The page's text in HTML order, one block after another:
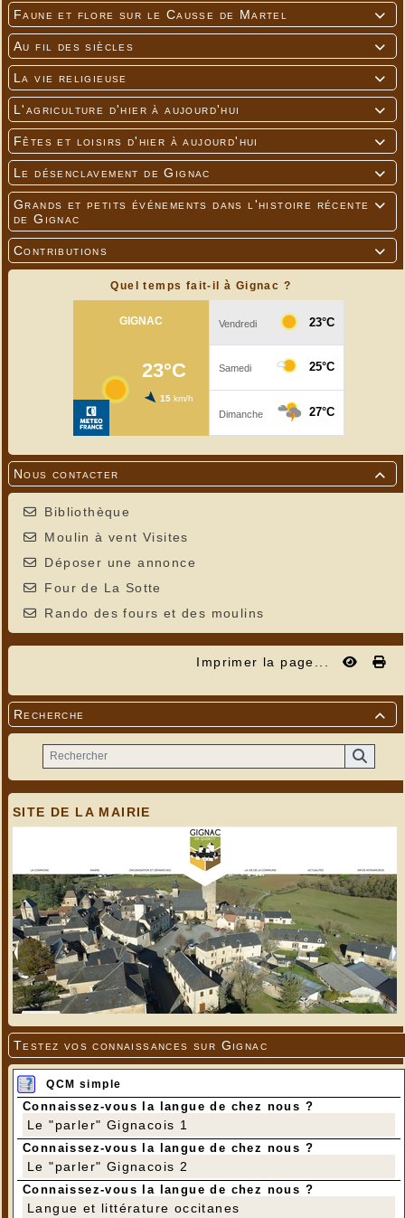

Faune et flore sur le Causse de Martel

Au fil des siècles

La vie religieuse

L'agriculture d'hier à aujourd'hui

Fêtes et loisirs d'hier à aujourd'hui

Le désenclavement de Gignac

Grands et petits événements dans l'histoire récente
de Gignac

Contributions
Quel temps fait-il à Gignac ?

Nous contacter
Bibliothèque
Moulin à vent Visites
Déposer une annonce
Four de La Sotte
Rando des fours et des moulins
Imprimer la page...

Recherche
SITE DE LA MAIRIE
Testez vos connaissances sur Gignac
QCM simple
Connaissez-vous la langue de chez nous ?
Le "parler" Gignacois 1
Connaissez-vous la langue de chez nous ?
Le "parler" Gignacois 2
Connaissez-vous la langue de chez nous ?
Langue et littérature occitanes